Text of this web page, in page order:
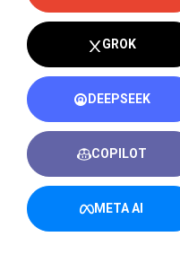
GROK
DEEPSEEK
COPILOT
META AI